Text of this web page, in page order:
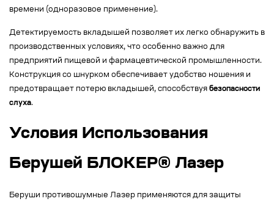
времени (одноразовое применение).
Детектируемость вкладышей позволяет их легко обнаружить в
производственных условиях, что особенно важно для
предприятий пищевой и фармацевтической промышленности.
Конструкция со шнурком обеспечивает удобство ношения и
предотвращает потерю вкладышей, способствуя безопасности
слуха.
Условия Использования
Берушей БЛОКЕР® Лазер
Беруши противошумные Лазер применяются для защиты